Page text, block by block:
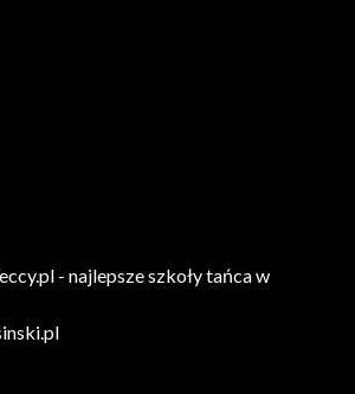
- najlepsze szkoły tańca w